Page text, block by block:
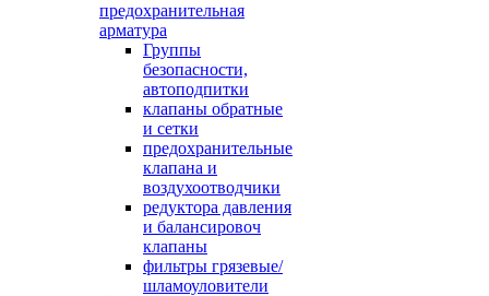
предохранительная
арматура
Группы
безопасности,
автоподпитки
клапаны обратные
и сетки
предохранительные
клапана и
воздухоотводчики
редуктора давления
и балансировоч
клапаны
фильтры грязевые/
шламоуловители